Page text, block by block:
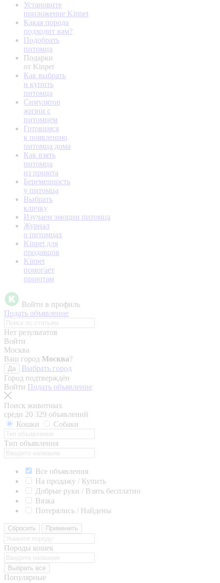
Установите
приложение Kinpet
Какая порода
подходит вам?
Подобрать
питомца
Подарки
от Kinpet
Как выбрать
и купить
питомца
Симулятор
жизни с
питомцем
Готовимся
к появлению
питомца дома
Как взять
питомца
из приюта
Беременность
у питомца
Выбрать
кличку
Изучаем эмоции питомца
Журнал
о питомцах
Kinpet для
продавцов
Kinpet
помогает
приютам
Войти в профиль
Подать объявление
Нет результатов
Войти
Москва
Ваш город Москва?
Да
Выбрать город
Город подтверждён
Войти Подать объявление
Поиск животных
среди 20 329 объявлений
Кошки
Собаки
Тип объявления
Все объявления
На продажу / Купить
Добрые руки / Взять бесплатно
Вязка
Потерялись / Найдены
Сбросить Применить
Породы кошек
Выбрать все
Популярные